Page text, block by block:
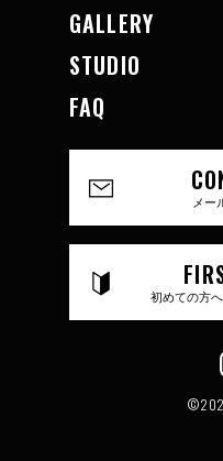
GALLERY
STUDIO
FAQ
メー
初めての方